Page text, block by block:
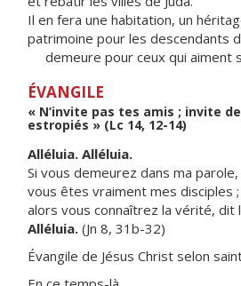
Il en fera une habitation, un
patrimoine pour les descendants
demeure pour ceux qui aiment
ÉVANGILE
« N’invite pas tes amis ; invite
estropiés » (Lc 14, 12-14)
Alléluia. Alléluia.
Si vous demeurez dans ma parole,
vous êtes vraiment mes disciples ;
alors vous connaîtrez la vérité, dit
Alléluia. (Jn 8, 31b-32)
Évangile de Jésus Christ selon